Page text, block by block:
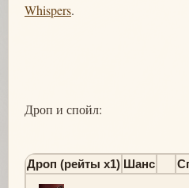
Whispers.
Дроп и спойл:
Дроп (рейты х1) Шанс